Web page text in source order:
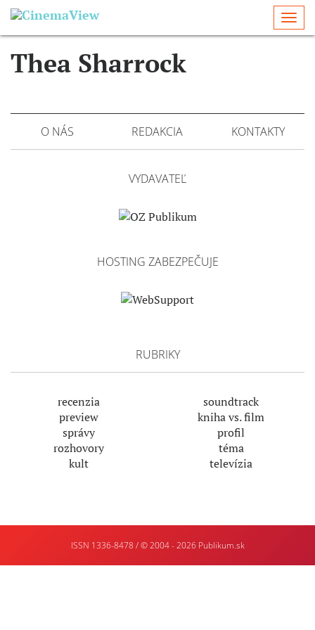
Thea Sharrock
O NÁS REDAKCIA KONTAKTY
VYDAVATEĽ
HOSTING ZABEZPEČUJE
RUBRIKY
recenzia
preview
správy
rozhovory
kult
soundtrack
kniha vs. film
profil
téma
televízia
ISSN 1336-8478 / © 2004 - 2026 Publikum.sk